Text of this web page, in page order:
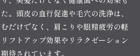
。頭皮の血行促進や毛穴の洗浄は、
だけでなく、肩こりや眼精疲労の軽
フトアップ効果やリラクゼーション
待されています。